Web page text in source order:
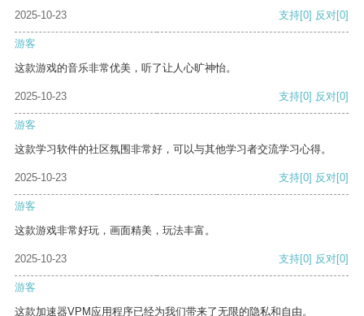
2025-10-23 支持[0] 反对[0]
游客
这款游戏的音乐非常优美，听了让人心旷神怡。
2025-10-23 支持[0] 反对[0]
游客
这款学习软件的社区氛围非常好，可以与其他学习者交流学习心得。
2025-10-23 支持[0] 反对[0]
游客
这款游戏非常好玩，画面精美，玩法丰富。
2025-10-23 支持[0] 反对[0]
游客
这款加速器VPM应用程序已经为我们带来了无限的隐私和自由。